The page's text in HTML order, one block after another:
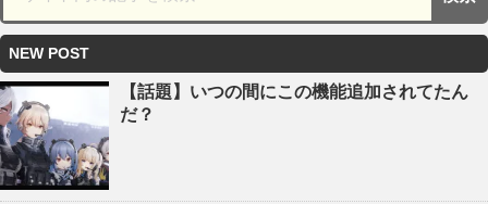
NEW POST
【話題】いつの間にこの機能追加されてたん
だ？